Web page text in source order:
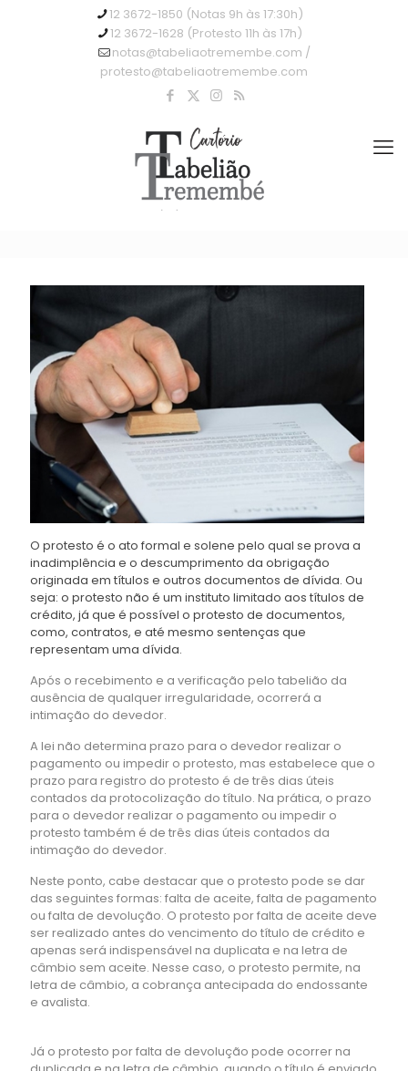
12 3672-1850 (Notas 9h às 17:30h)
12 3672-1628 (Protesto 11h às 17h)
notas@tabeliaotremembe.com /
protesto@tabeliaotremembe.com
O protesto é o ato formal e solene pelo qual se prova a
inadimplência e o descumprimento da obrigação
originada em títulos e outros documentos de dívida. Ou
seja: o protesto não é um instituto limitado aos títulos de
crédito, já que é possível o protesto de documentos,
como, contratos, e até mesmo sentenças que
representam uma dívida.
Após o recebimento e a verificação pelo tabelião da
ausência de qualquer irregularidade, ocorrerá a
intimação do devedor.
A lei não determina prazo para o devedor realizar o
pagamento ou impedir o protesto, mas estabelece que o
prazo para registro do protesto é de três dias úteis
contados da protocolização do título. Na prática, o prazo
para o devedor realizar o pagamento ou impedir o
protesto também é de três dias úteis contados da
intimação do devedor.
Neste ponto, cabe destacar que o protesto pode se dar
das seguintes formas: falta de aceite, falta de pagamento
ou falta de devolução. O protesto por falta de aceite deve
ser realizado antes do vencimento do título de crédito e
apenas será indispensável na duplicata e na letra de
câmbio sem aceite. Nesse caso, o protesto permite, na
letra de câmbio, a cobrança antecipada do endossante
e avalista.
Já o protesto por falta de devolução pode ocorrer na